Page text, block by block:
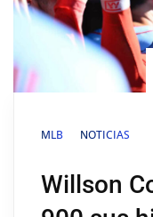
MLB NOTICIAS
Willson